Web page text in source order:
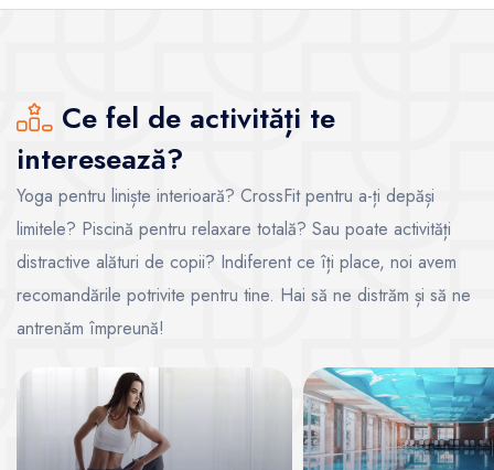
Ce fel de activități te
interesează?
Yoga pentru liniște interioară? CrossFit pentru a-ți depăși
limitele? Piscină pentru relaxare totală? Sau poate activități
distractive alături de copii? Indiferent ce îți place, noi avem
recomandările potrivite pentru tine. Hai să ne distrăm și să ne
antrenăm împreună!